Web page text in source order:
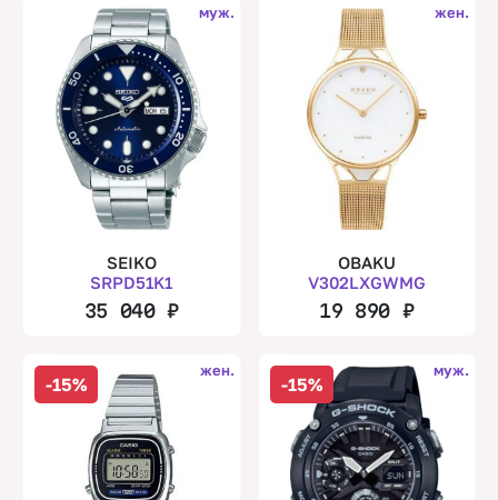
муж.
SEIKO
SRPD51K1
35 040₽
жен.
OBAKU
V302LXGWMG
19 890 ₽
-15%
жен.
-15%
муж.